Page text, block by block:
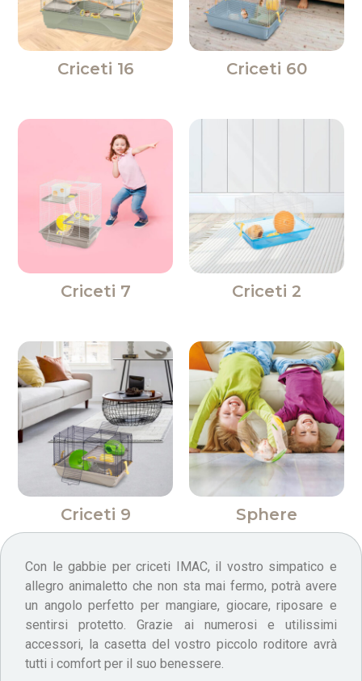
Criceti 16 Criceti 60
Criceti 7 Criceti 2
Criceti 9 Sphere
Con le gabbie per criceti IMAC, il vostro simpatico e
allegro animaletto che non sta mai fermo, potrà avere
un angolo perfetto per mangiare, giocare, riposare e
sentirsi protetto. Grazie ai numerosi e utilissimi
accessori, la casetta del vostro piccolo roditore avrà
tutti i comfort per il suo benessere.